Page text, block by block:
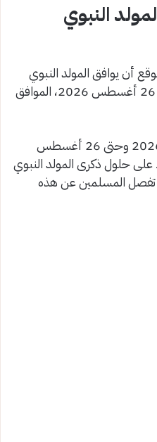
النبوي
أن يوافق المولد النبوي
الشريف لعام 2026 يوم الأربعاء 26 أغسطس 2026، الموافق
وباحتساب الفترة من 24 يونيو 2026 وحتى 26 أغسطس
63 يومًا فقط على حلول ذكرى المولد النبوي
التي تفصل المسلمين عن هذه